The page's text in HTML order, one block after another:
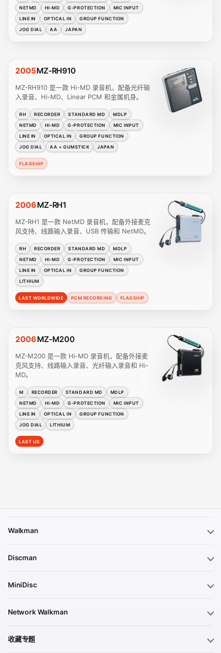
NETMD
HI-MD G-PROTECTION
MIC INPUT
LINE IN
OPTICAL IN
GROUP FUNCTION
JOG DIAL
AA JAPAN
2005MZ-RH910
MZ-RH910 是一款 Hi-MD 录音机，配备光纤输
入录音、Hi-MD、Linear PCM 和金属机身。
RH RECORDER STANDARD MD
MDLP
NETMD
HI-MD G-PROTECTION
MIC INPUT
LINE IN
OPTICAL IN
GROUP FUNCTION
JOG DIAL
AA + GUMSTICK JAPAN
FLAGSHIP
2006MZ-RH1
MZ-RH1 是一款 NetMD 录音机，配备外接麦克
风支持、线路输入录音、USB 传输和 NetMD。
RH RECORDER STANDARD MD
MDLP
NETMD
HI-MD G-PROTECTION
MIC INPUT
LINE IN
OPTICAL IN
GROUP FUNCTION
LITHIUM
LAST WORLDWIDE PCM RECORDING FLAGSHIP
2006MZ-M200
MZ-M200 是一款 Hi-MD 录音机，配备外接麦
克风支持、线路输入录音、光纤输入录音和 Hi-
MD。
M RECORDER STANDARD MD
MDLP
NETMD
HI-MD G-PROTECTION
MIC INPUT
LINE IN
OPTICAL IN
GROUP FUNCTION
JOG DIAL
LITHIUM
LAST US
Walkman
Discman
MiniDisc
Network Walkman
收藏专题